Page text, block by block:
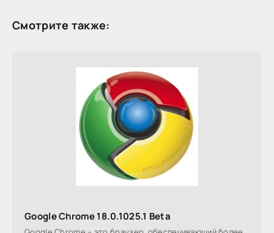
Смотрите также:
Google Chrome 18.0.1025.1 Beta